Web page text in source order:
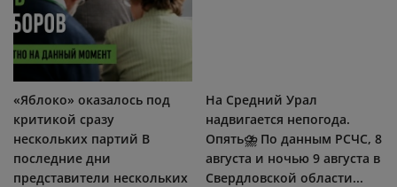
«Яблоко» оказалось под
критикой сразу
нескольких партий В
последние дни
представители нескольких
На Средний Урал
надвигается непогода.
Опять⛈ По данным РСЧС, 8
августа и ночью 9 августа в
Свердловской области...